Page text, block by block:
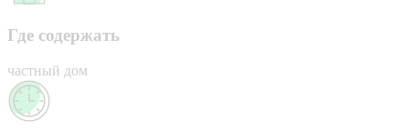
Где содержать
частный дом